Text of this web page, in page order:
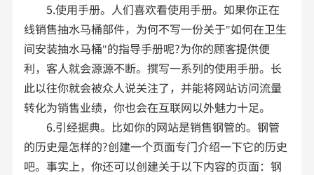
5.使用手册。人们喜欢看使用手册。如果你正在
线销售抽水马桶部件，为何不写一份关于"如何在卫生
间安装抽水马桶"的指导手册呢?为你的顾客提供便
利，客人就会源源不断。撰写一系列的使用手册。长
此以往你就会被众人说关注了，并能将网站访问流量
转化为销售业绩，你也会在互联网以外魅力十足。
6.引经据典。比如你的网站是销售钢管的。钢管
的历史是怎样的?创建一个页面专门介绍一下它的历史
吧。事实上，你还可以创建关于以下内容的页面：钢